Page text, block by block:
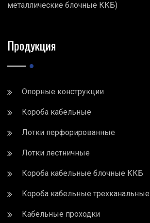
металлические блочные ККБ)
Продукция
Опорные конструкции
Короба кабельные
Лотки перфорированные
Лотки лестничные
Короба кабельные блочные ККБ
Короба кабельные трехканальные
Кабельные проходки